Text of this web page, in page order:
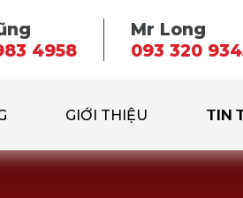
4958
Mr Long
093 320
GIỚI THIỆU TIN